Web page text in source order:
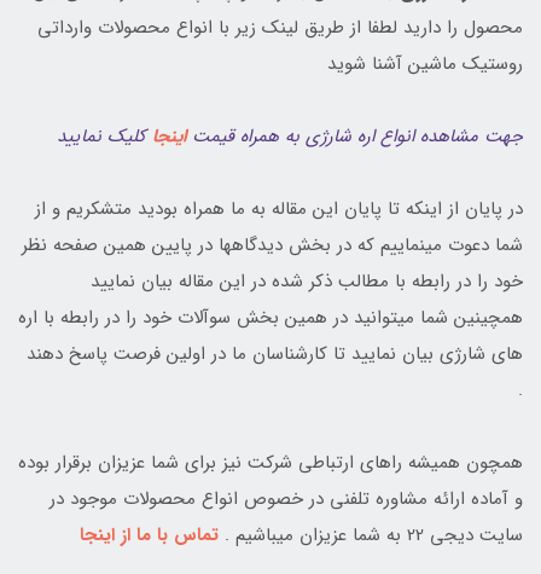
محصول را دارید لطفا از طریق لینک زیر با انواع محصولات وارداتی
روستیک ماشین آشنا شوید
جهت مشاهده انواع اره شارژی به همراه قیمت اینجاکلیک نمایید
در پایان از اینکه تا پایان این مقاله به ما همراه بودید متشکریم و از
شما دعوت مینماییم که در بخش دیدگاهها در پایین همین صفحه نظر
خود را در رابطه با مطالب ذکر شده در این مقاله بیان نمایید
همچینین شما میتوانید در همین بخش سوآلات خود را در رابطه با اره
های شارژی بیان نمایید تا کارشناسان ما در اولین فرصت پاسخ دهند
.
همچون همیشه راهای ارتباطی شرکت نیز برای شما عزیزان برقرار بوده
و آماده ارائه مشاوره تلفنی در خصوص انواع محصولات موجود در
سایت دیجی 22 به شما عزیزان میباشیم .
تماس با ما از اینجا